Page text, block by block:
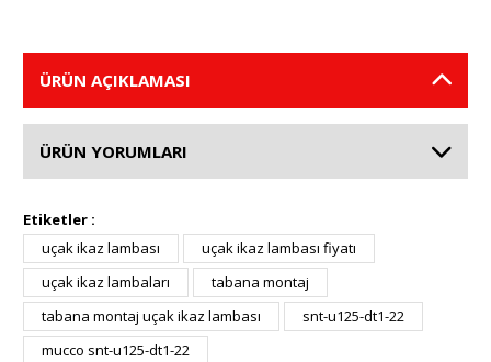
ÜRÜN AÇIKLAMASI
ÜRÜN YORUMLARI
Etiketler :
uçak ikaz lambası
uçak ikaz lambası fiyatı
uçak ikaz lambaları
tabana montaj
tabana montaj uçak ikaz lambası
snt-u125-dt1-22
mucco snt-u125-dt1-22